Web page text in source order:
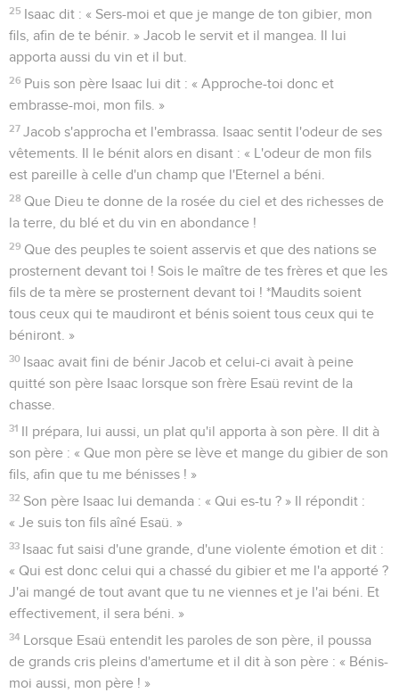
25 Isaac dit : « Sers-moi et que je mange de ton gibier, mon
fils, afin de te bénir. » Jacob le servit et il mangea. Il lui
apporta aussi du vin et il but.
26 Puis son père Isaac lui dit : « Approche-toi donc et
embrasse-moi, mon fils. »
27 Jacob s'approcha et l'embrassa. Isaac sentit l'odeur de ses
vêtements. Il le bénit alors en disant : « L'odeur de mon fils
est pareille à celle d'un champ que l'Eternel a béni.
28 Que Dieu te donne de la rosée du ciel et des richesses de
la terre, du blé et du vin en abondance !
29 Que des peuples te soient asservis et que des nations se
prosternent devant toi ! Sois le maître de tes frères et que les
fils de ta mère se prosternent devant toi ! *Maudits soient
tous ceux qui te maudiront et bénis soient tous ceux qui te
béniront. »
30 Isaac avait fini de bénir Jacob et celui-ci avait à peine
quitté son père Isaac lorsque son frère Esaü revint de la
chasse.
31 Il prépara, lui aussi, un plat qu'il apporta à son père. Il dit à
son père : « Que mon père se lève et mange du gibier de son
fils, afin que tu me bénisses ! »
32 Son père Isaac lui demanda : « Qui es-tu ? » Il répondit :
« Je suis ton fils aîné Esaü. »
33 Isaac fut saisi d'une grande, d'une violente émotion et dit :
« Qui est donc celui qui a chassé du gibier et me l'a apporté ?
J'ai mangé de tout avant que tu ne viennes et je l'ai béni. Et
effectivement, il sera béni. »
34 Lorsque Esaü entendit les paroles de son père, il poussa
de grands cris pleins d'amertume et il dit à son père : « Bénis-
moi aussi, mon père ! »